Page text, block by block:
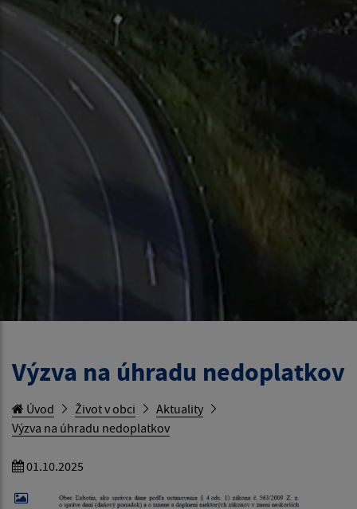
Výzva na úhradu nedoplatkov
Úvod Život v obci
Aktuality
Výzva na úhradu nedoplatkov
01.10.2025